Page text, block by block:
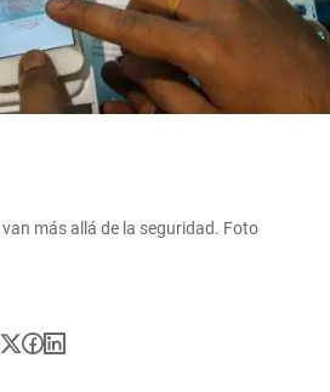
más allá de la seguridad. Foto